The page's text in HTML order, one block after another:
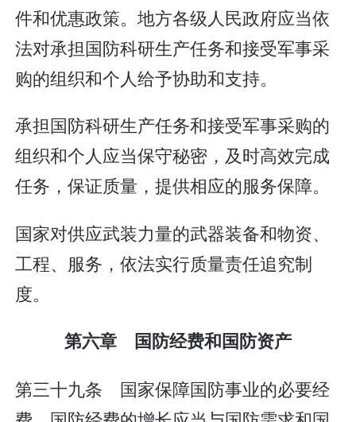
件和优惠政策。地方各级人民政府应当依
法对承担国防科研生产任务和接受军事采
购的组织和个人给予协助和支持。
承担国防科研生产任务和接受军事采购的
组织和个人应当保守秘密，及时高效完成
任务，保证质量，提供相应的服务保障。
国家对供应武装力量的武器装备和物资、
工程、服务，依法实行质量责任追究制
度。
第六章 国防经费和国防资产
第三十九条 国家保障国防事业的必要经